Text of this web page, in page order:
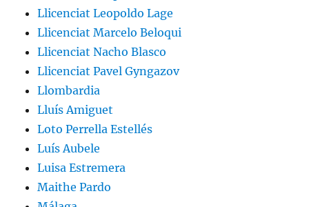
Llicenciat Leopoldo Lage
Llicenciat Marcelo Beloqui
Llicenciat Nacho Blasco
Llicenciat Pavel Gyngazov
Llombardia
Lluís Amiguet
Loto Perrella Estellés
Luís Aubele
Luisa Estremera
Maithe Pardo